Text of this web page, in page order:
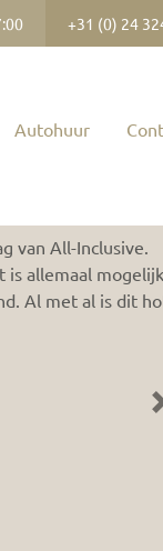
+31 (0) 24
Autohuur
van All-Inclusive.
is allemaal
Al met al is dit